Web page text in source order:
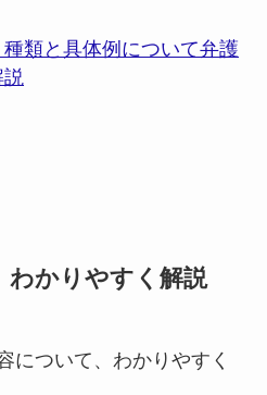
類と具体例について弁護
わかりやすく解説
について、わかりやすく